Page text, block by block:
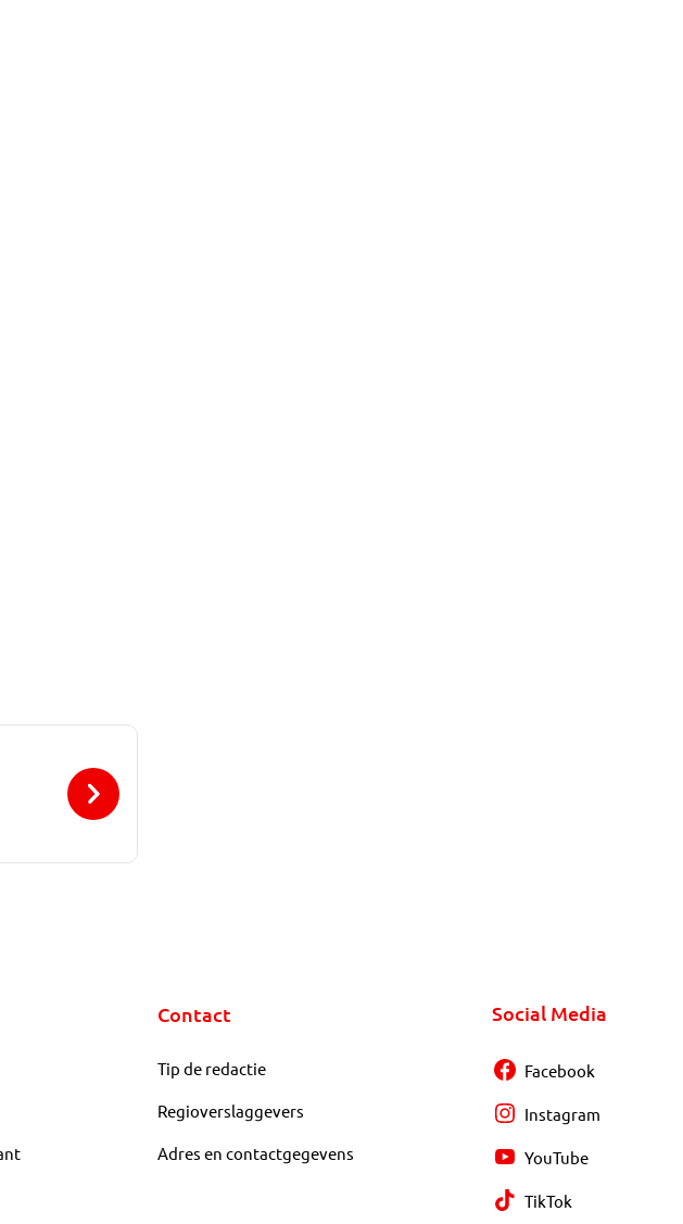
Contact
Tip de redactie
Regioverslaggevers
Adres en contactgegevens
Social Media
Facebook
Instagram
YouTube
TikTok